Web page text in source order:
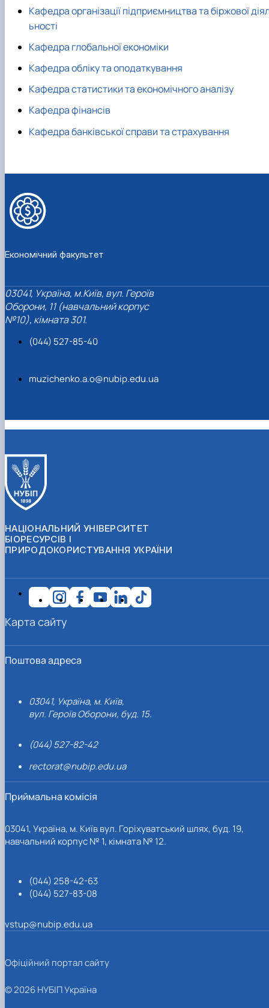
Кафедра організації підприємництва та біржової
ьності
Кафедра глобальної економіки
Кафедра обліку та оподаткування
Кафедра статистики та економічного аналізу
Кафедра фінансів
Кафедра банківської справи та страхування
Економічний факультет
03041, Україна, м.Київ, вул. Героїв
Оборони, 11 (навчальний корпус
№10), кімната 301.
(044) 527-85-40
muzichenko.a.o@nubip.edu.ua
НАЦІОНАЛЬНИЙ УНІВЕРСИТЕТ
БІОРЕСУРСІВ І
ПРИРОДОКОРИСТУВАННЯ УКРАЇНИ
Поштова адреса
03041, Україна, м. Київ,
вул. Героїв Оборони, буд. 15.
(044) 527-82-42
rectorat@nubip.edu.ua
Приймальна комісія
03041, Україна, м. Київ вул. Горіхуватський шлях, буд. 19,
навчальний корпус № 1, кімната № 12.
(044) 258-42-63
(044) 527-83-08
vstup@nubip.edu.ua
Карта сайту
Офіційний портал сайту
© 2026 НУБІП Україна